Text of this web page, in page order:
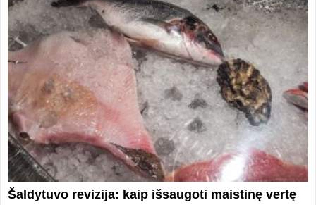
Šaldytuvo revizija: kaip išsaugoti maistinę vertę